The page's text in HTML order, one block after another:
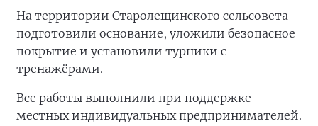
На территории Старолещинского сельсовета
подготовили основание, уложили безопасное
покрытие и установили турники с
тренажёрами.
Все работы выполнили при поддержке
местных индивидуальных предпринимателей.